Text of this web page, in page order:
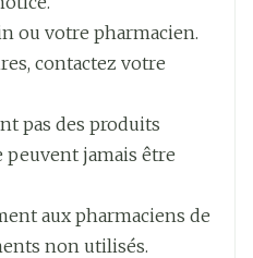
de 2 mois ou pesant
fois que possible,
vétérinaire doit
des organismes
de sensibilité.
vétérinaire en
la notice peut
des bactéries
et des champignons
indésirables. La
continu de
Si vous constatez
ceux ne figurant
vous pensez que le
veuillez
votre vétérinaire. Vous
tout effet indésirable
ambiante (15°C -
ou votre pharmacien.
contactez votre
pas des produits
peuvent jamais être
aux pharmaciens de
non utilisés.